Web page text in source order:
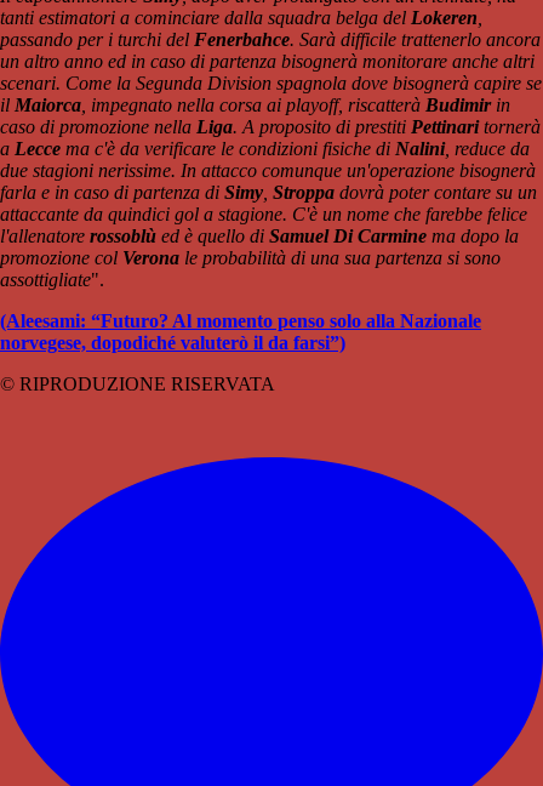
tanti estimatori a cominciare dalla squadra belga del Lokeren
passando per i turchi del Fenerbahce. Sarà difficile trattenerlo ancora
un altro anno ed in caso di partenza bisognerà monitorare anche altri
scenari. Come la Segunda Division spagnola dove bisognerà capire se
il Maiorca , impegnato nella corsa ai playoff, riscatterà Budimirin
caso di promozione nella Liga. A proposito di prestiti Pettinaritornerà
a Lecce ma c'è da verificare le condizioni fisiche di Nalini, reduce da
due stagioni nerissime. In attacco comunque un'operazione bisognerà
farla e in caso di partenza di Simy Stroppa dovrà poter contare su un
attaccante da quindici gol a stagione. C'è un nome che farebbe felice
l'allenatore rossoblù ed è quello di Samuel Di Carmine ma dopo la
promozione col Verona le probabilità di una sua partenza si sono
assottigliate".
(Aleesami: “Futuro? Al momento penso solo alla Nazionale
norvegese, dopodiché valuterò il da farsi”)
© RIPRODUZIONE RISERVATA